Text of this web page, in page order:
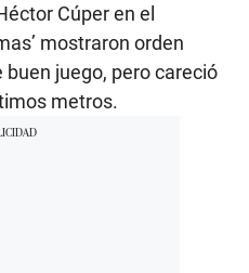
Cúper en el
mostraron orden
juego, pero careció
metros.